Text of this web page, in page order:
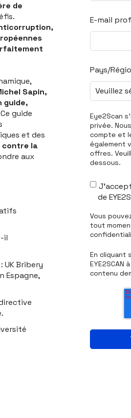
de
Sapin,
guide,
Ce guide
et des
la
aux
il
UK Bribery
Espagne,
E-mail
Pays/
Eye2Scan
privée.
compte et
également
offres.
dessous.
de
Vous
tout
En cliquant
contenu